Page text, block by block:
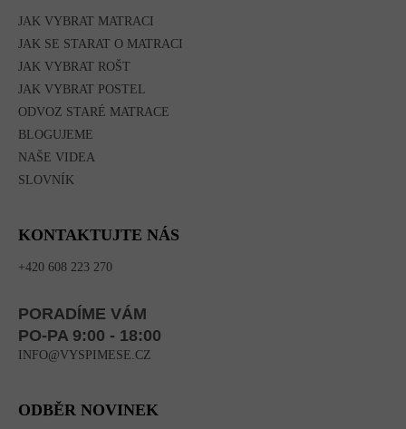
JAK VYBRAT MATRACI
JAK SE STARAT O MATRACI
JAK VYBRAT ROŠT
JAK VYBRAT POSTEL
ODVOZ STARÉ MATRACE
BLOGUJEME
NAŠE VIDEA
SLOVNÍK
KONTAKTUJTE NÁS
+420 608 223 270
PORADÍME VÁM
PO-PA 9:00 - 18:00
INFO@VYSPIMESE.CZ
ODBĚR NOVINEK